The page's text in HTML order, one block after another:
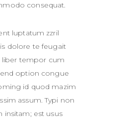
consequat.
luptatum zzril
dolore te feugait
liber tempor cum
option congue
id quod mazim
assum. Typi non
insitam; est usus